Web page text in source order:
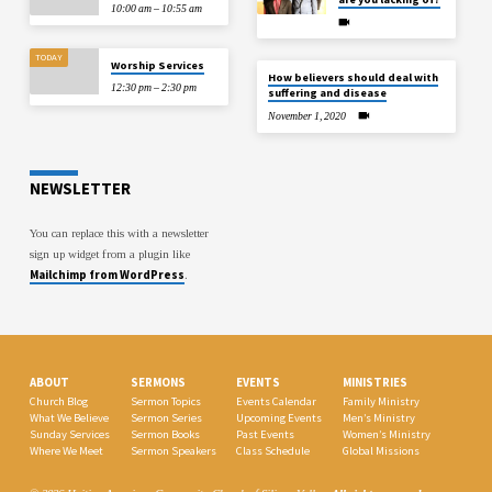
10:00 am – 10:55 am
TODAY
Worship Services
12:30 pm – 2:30 pm
How believers should deal with
suffering and disease
November 1, 2020
NEWSLETTER
You can replace this with a newsletter
sign up widget from a plugin like
Mailchimp from WordPress.
ABOUT
Church Blog
What We Believe
Sunday Services
Where We Meet
SERMONS
Sermon Topics
Sermon Series
Sermon Books
Sermon Speakers
EVENTS
Events Calendar
Upcoming Events
Past Events
Class Schedule
MINISTRIES
Family Ministry
Men’s Ministry
Women’s Ministry
Global Missions